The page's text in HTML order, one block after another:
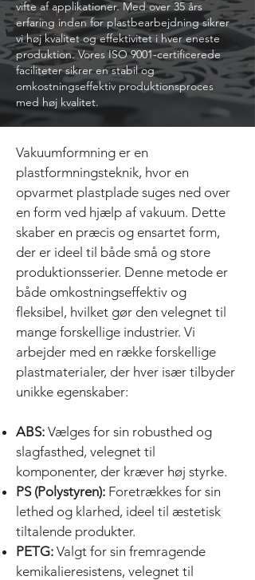
vifte af applikationer. Med over 35 års
erfaring inden for plastbearbejdning sikrer
vi høj kvalitet og effektivitet i hver eneste
produktion. Vores ISO 9001-certificerede
faciliteter sikrer en stabil og
omkostningseffektiv produktionsproces
med høj kvalitet.
Vakuumformning er en
plastformningsteknik, hvor en
opvarmet plastplade suges ned over
en form ved hjælp af vakuum. Dette
skaber en præcis og ensartet form,
der er ideel til både små og store
produktionsserier. Denne metode er
både omkostningseffektiv og
fleksibel, hvilket gør den velegnet til
mange forskellige industrier. Vi
arbejder med en række forskellige
plastmaterialer, der hver især tilbyder
unikke egenskaber:
ABS: Vælges for sin robusthed og
slagfasthed, velegnet til
komponenter, der kræver høj styrke.
PS (Polystyren): Foretrækkes for sin
lethed og klarhed, ideel til æstetisk
tiltalende produkter.
PETG: Valgt for sin fremragende
kemikalieresistens, velegnet til